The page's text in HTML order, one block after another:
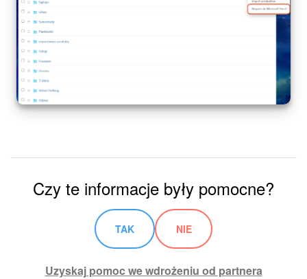
Czy te informacje były pomocne?
TAK NIE
Uzyskaj pomoc we wdrożeniu od partnera